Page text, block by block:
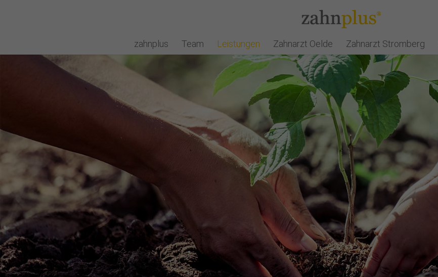
zahnplus Team Leistungen Zahnarzt Oelde Zahnarzt Stromberg